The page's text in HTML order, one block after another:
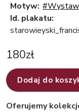
Motyw:
Id. plakatu:
180zł
Dodaj do
Oferujemy